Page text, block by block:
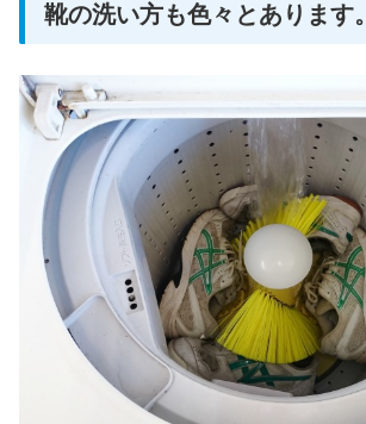
靴の洗い方も色々とあります。